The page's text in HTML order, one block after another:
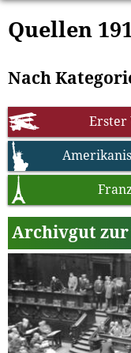
Quellen
Nach
Erster
Archivgut